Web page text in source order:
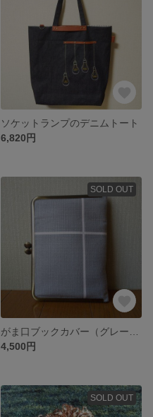
ソケットランプのデニムトート
6,820円
SOLD OUT
4,500円
SOLD OUT